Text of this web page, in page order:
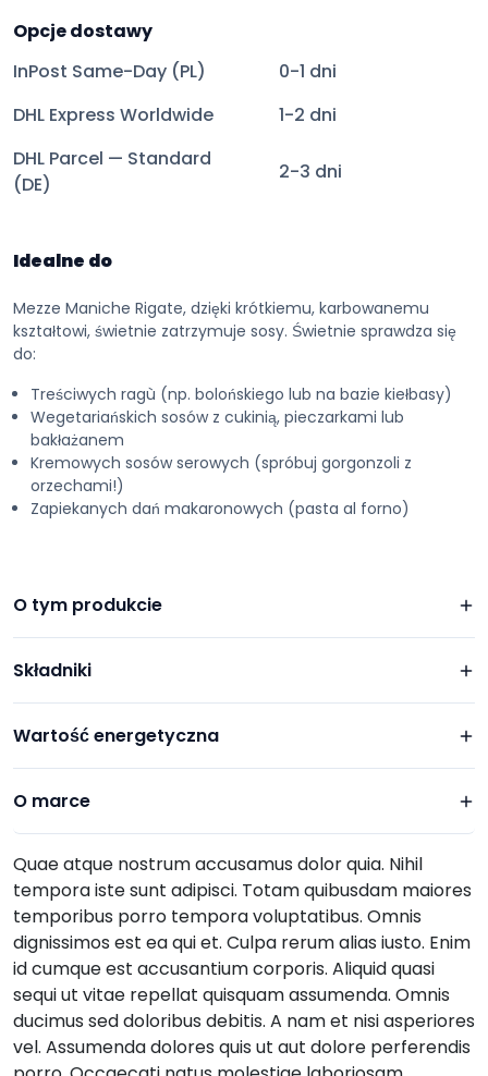
Opcje dostawy
InPost Same-Day (PL)
0-1 dni
DHL Express Worldwide
1-2 dni
DHL Parcel — Standard
(DE)
2-3 dni
Idealne do
Mezze Maniche Rigate, dzięki krótkiemu, karbowanemu
kształtowi, świetnie zatrzymuje sosy. Świetnie sprawdza się
do:
Treściwych ragù (np. bolońskiego lub na bazie kiełbasy)
Wegetariańskich sosów z cukinią, pieczarkami lub
bakłażanem
Kremowych sosów serowych (spróbuj gorgonzoli z
orzechami!)
Zapiekanych dań makaronowych (pasta al forno)
O tym produkcie
Składniki
Wartość energetyczna
O marce
Quae atque nostrum accusamus dolor quia. Nihil
tempora iste sunt adipisci. Totam quibusdam maiores
temporibus porro tempora voluptatibus. Omnis
dignissimos est ea qui et. Culpa rerum alias iusto. Enim
id cumque est accusantium corporis. Aliquid quasi
sequi ut vitae repellat quisquam assumenda. Omnis
ducimus sed doloribus debitis. A nam et nisi asperiores
vel. Assumenda dolores quis ut aut dolore perferendis